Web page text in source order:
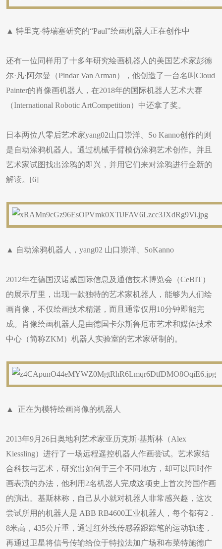
▲ 特里克·特瑞塞研究的“Paul”绘画机器人正在创作中
还有一位同样用了十多年研究绘画机器人的美国艺术家彭德
尔·凡·阿尔曼（Pindar Van Arman），他创造了一台名叫Cloud
Painter的肖像画机器人，在2018年的国际机器人艺术大赛
（International Robotic ArtCompetition）中还拿了奖。
日本两位八零后艺术家yang02山口崇洋、So Kanno创作的则
是自动涂鸦机器人。通过机械手臂模仿涂鸦艺术创作。并且
艺术家试图找出涂鸦的即兴，并用它们来对涂鸦进行全新的
解读。[6]
▲ 自动涂鸦机器人，yang02 山口崇洋、SoKanno
2012年在德国汉诺威国际信息及通信技术博览会（CeBIT）
的展示厅里，出现一款独特的艺术家机器人，能够为人们绘
画肖像，不仅绘画技术精湛，而且通常仅用10分钟即能完
成。肖像绘画机器人是由德国卡尔斯鲁厄市艺术和媒体技术
中心（简称ZKM）机器人实验室的艺术家研制的。
▲ 正在为模特绘画肖像的机器人
2013年9月26日奥地利艺术家亚历克斯·基斯林（Alex
Kiessling）进行了一场远程遥控机器人作画尝试。艺术家结
合科技与艺术，研究出如何于三个不同地方，却可以同时作
画表演的办法，他利用2名机器人完成这项史上首次跨国作画
的演出。基斯林称，自己从小就对机器人非常感兴趣，这次
尝试所用的机器人是 ABB RB4600工业机器人，每个都有2．
8米高，435公斤重，通过红外线传感器跟踪笔的运动轨迹，
再通过卫星将信号传输给位于特拉法加广场和布菜特施德广